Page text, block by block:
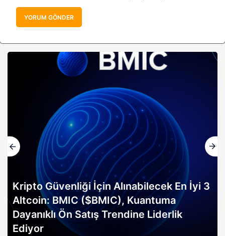
YORUM GÖNDER
Kripto Güvenliği İçin Alınabilecek En İyi 3
Altcoin: BMIC ($BMIC), Kuantuma
Dayanıklı Ön Satış Trendine Liderlik
Ediyor